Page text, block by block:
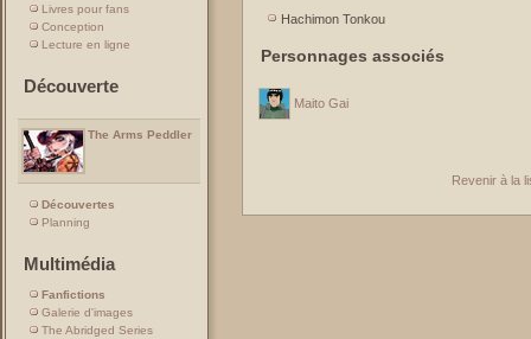
Livres pour fans
Conception
Lecture en ligne
Découverte
The Arms Peddler
Découvertes
Planning
Multimédia
Fanfictions
Galerie d'images
The Abridged Series
Hachimon Tonkou
Personnages associés
Maito Gai
Revenir à la